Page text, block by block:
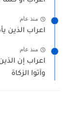
منذ عام
اعراب الذين
منذ عام
اعراب إن
وآتوا الزكاة